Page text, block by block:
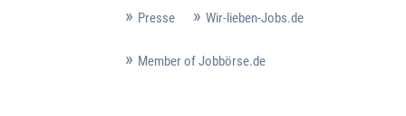
Presse Wir-lieben-Jobs.de
Member of Jobbörse.de